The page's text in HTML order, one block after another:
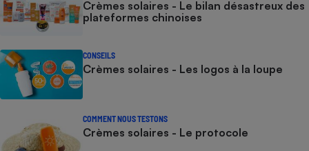
Crèmes solaires - Le bilan désastreux des
plateformes chinoises
CONSEILS
Crèmes solaires - Les logos à la loupe
COMMENT NOUS TESTONS
Crèmes solaires - Le protocole